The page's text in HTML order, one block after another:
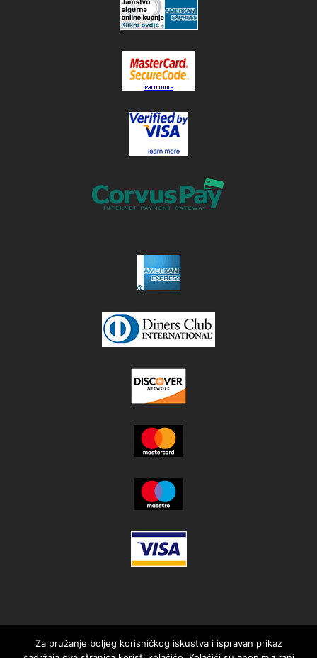
Za pružanje boljeg korisničkog iskustva i ispravan prikaz